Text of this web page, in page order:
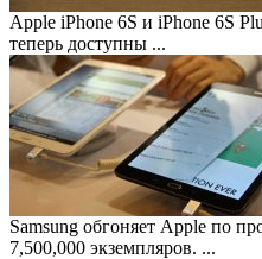
Apple iPhone 6S и iPhone 6S
теперь доступны ...
Samsung обгоняет Apple по
7,500,000 экземпляров. ...